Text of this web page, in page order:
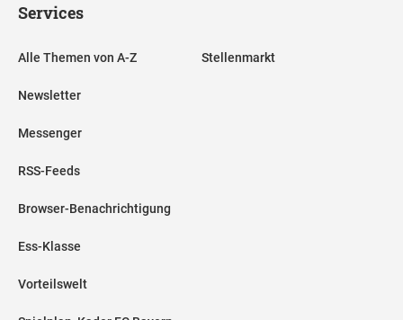
Services
Alle Themen von A-Z
Newsletter
Messenger
RSS-Feeds
Browser-Benachrichtigung
Ess-Klasse
Vorteilswelt
Stellenmarkt